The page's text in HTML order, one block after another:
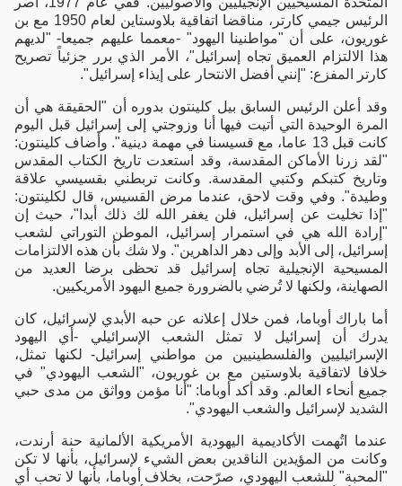
الرئيس جيمي كارتر، مناقضا اتفاقية بلاوستاين لعام 1950 مع بن
غوريون، على أن "مواطنينا اليهود" -معمما عليهم جميعا- "لديهم
هذا الالتزام العميق تجاه إسرائيل"، الأمر الذي برر جزئياً تصريح
كارتر المفزع: "إنني أفضل الانتحار على إيذاء إسرائيل".
وقد أعلن الرئيس السابق بيل كلينتون بدوره أن "الحقيقة هي أن
المرة الوحيدة التي أتيت فيها أنا وزوجتي إلى إسرائيل قبل اليوم
كانت قبل 13 عاما، مع قسيسنا في مهمة دينية". وأضاف كلينتون:
"لقد زرنا الأماكن المقدسة، وقد استعدت تاريخ الكتاب المقدس
وتاريخ كتبكم وكتبي المقدسة. وكانت تربطني بقسيسي علاقة
وطيدة". وفي وقت لاحق، عندما مرض القسيس، قال لكلينتون:
"إذا تخليت عن إسرائيل، فلن يغفر الله لك ذلك أبدا"، حيث إن
"إرادة الله هي في استمرار إسرائيل، الموطن التوراتي لشعب
إسرائيل، إلى الأبد وإلى دهر الداهرين". ولا شك بأن هذه الالتزامات
المسيحية الإنجيلية تجاه إسرائيل قد تحظى برضا العديد من
الصهاينة، ولكنها لا تُرضي بالضرورة جميع اليهود الأمريكيين.
أما باراك أوباما، فمن خلال إعلانه عن حبه الأبدي لإسرائيل، كان
يدرك أن إسرائيل لا تمثل الشعب الإسرائيلي -أي اليهود
الإسرائيليين والفلسطينيين من مواطني إسرائيل- لكنها تمثل،
خلافا لاتفاقية بلاوستين مع بن غوريون، "الشعب اليهودي" في
جميع أنحاء العالم. وقد أكد أوباما: "أنا مؤمن وواثق من مدى حبي
الشديد لإسرائيل والشعب اليهودي".
عندما اتُهمت الأكاديمية اليهودية الأمريكية الألمانية حنة أرندت،
وكانت من المؤيدين الناقدين بعض الشيء لإسرائيل، بأنها لا تكن
"المحبة" للشعب اليهودي، صرّحت، بخلاف أوباما، بأنها لا تحب أي